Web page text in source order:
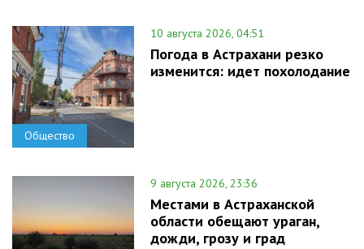
Общество
10 августа 2026, 04:51
Погода в Астрахани резко
изменится: идет похолодание
9 августа 2026, 23:36
Местами в Астраханской
области обещают ураган,
дожди, грозу и град